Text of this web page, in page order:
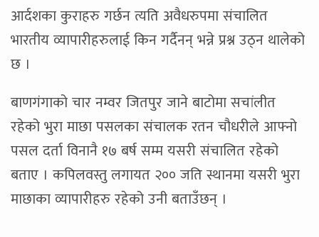
आर्दशका कुराहरु गर्छन त्यति अवैधरुपमा संचालित
भारतीय व्यापारीहरुलाई किन गर्दैनन् भन्ने प्रश्न उठ्न थालेको
छ ।
बाणगंगाको चार नम्वर जितपुर जाने बाटोमा सचांलीत
रहेको भुरा माछा पसलका संचालक रतन चौधरीले आफ्नो
पसल दर्ता विनानै १७ बर्ष सम्म यसरी संचालित रहेको
बताए । कपिलवस्तु लगायत २०० जति स्थानमा यसरी भुरा
माछाका व्यापारीहरु रहेको उनी बताउँछन् ।